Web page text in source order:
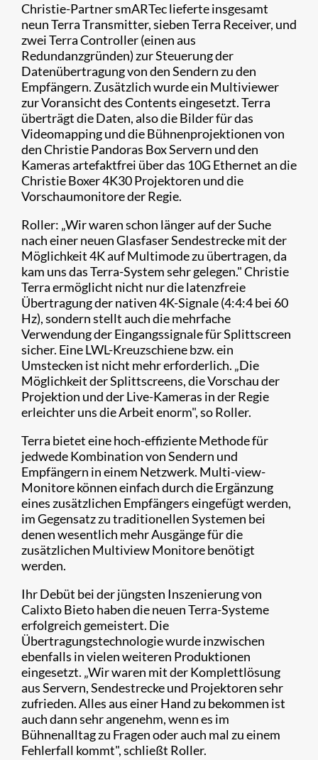
Christie-Partner smARTec lieferte insgesamt
neun Terra Transmitter, sieben Terra Receiver, und
zwei Terra Controller (einen aus
Redundanzgründen) zur Steuerung der
Datenübertragung von den Sendern zu den
Empfängern. Zusätzlich wurde ein Multiviewer
zur Voransicht des Contents eingesetzt. Terra
überträgt die Daten, also die Bilder für das
Videomapping und die Bühnenprojektionen von
den Christie Pandoras Box Servern und den
Kameras artefaktfrei über das 10G Ethernet an die
Christie Boxer 4K30 Projektoren und die
Vorschaumonitore der Regie.
Roller: „Wir waren schon länger auf der Suche
nach einer neuen Glasfaser Sendestrecke mit der
Möglichkeit 4K auf Multimode zu übertragen, da
kam uns das Terra-System sehr gelegen." Christie
Terra ermöglicht nicht nur die latenzfreie
Übertragung der nativen 4K-Signale (4:4:4 bei 60
Hz), sondern stellt auch die mehrfache
Verwendung der Eingangssignale für Splittscreen
sicher. Eine LWL-Kreuzschiene bzw. ein
Umstecken ist nicht mehr erforderlich. „Die
Möglichkeit der Splittscreens, die Vorschau der
Projektion und der Live-Kameras in der Regie
erleichter uns die Arbeit enorm", so Roller.
Terra bietet eine hoch-effiziente Methode für
jedwede Kombination von Sendern und
Empfängern in einem Netzwerk. Multi-view-
Monitore können einfach durch die Ergänzung
eines zusätzlichen Empfängers eingefügt werden,
im Gegensatz zu traditionellen Systemen bei
denen wesentlich mehr Ausgänge für die
zusätzlichen Multiview Monitore benötigt
werden.
Ihr Debüt bei der jüngsten Inszenierung von
Calixto Bieto haben die neuen Terra-Systeme
erfolgreich gemeistert. Die
Übertragungstechnologie wurde inzwischen
ebenfalls in vielen weiteren Produktionen
eingesetzt. „Wir waren mit der Komplettlösung
aus Servern, Sendestrecke und Projektoren sehr
zufrieden. Alles aus einer Hand zu bekommen ist
auch dann sehr angenehm, wenn es im
Bühnenalltag zu Fragen oder auch mal zu einem
Fehlerfall kommt", schließt Roller.